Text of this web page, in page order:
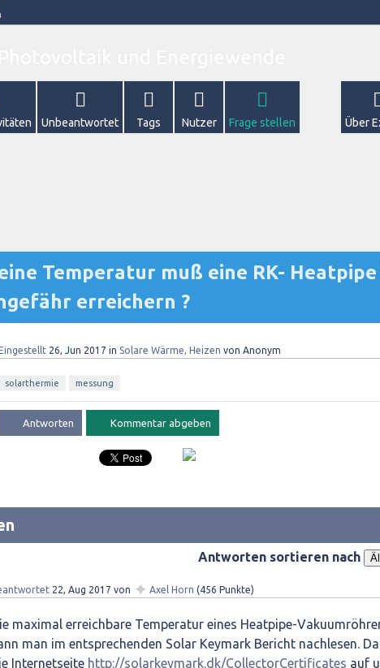
Unbeantwortet Tags Nutzer Frage stellen Über
Temperatur muß eine RK-
erreichern ?
26, Jun 2017 in Solare Wärme, Heizen von Anonym
solarthermie messung
Antworten sortieren nach
22, Aug 2017 von ✦ Axel Horn (456 Punkte)
maximal erreichbare Temperatur eines Heatpipe-
man im entsprechenden Solar Keymark Bericht nachlesen.
Internetseite http://solarkeymark.dk/CollectorCertificates auf